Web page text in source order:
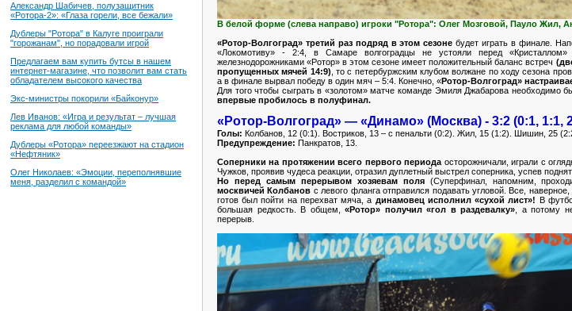
Александр Шабичев, полузащитник
«Ротора-2»: «Глаза горели, все бежали»
Дублеры "Ротора" в Калуге проиграли
"горожанам", но порадовали игрой
Предлагаем вам купить бутсы в нашем
интернет-магазине, что позволит вам стать
обладателем высокого качества
Экс-министры покорили «Байконур»
Лев Иванов: «Игра и результат – лучшая
реклама для любой команды»
Дублеры «Ротора» переезжают на стадион
«Нефтяник»
Олег Николаев: «Эмоции, переполнявшие
меня, разделил с командой»
В белой форме (слева направо) игроки "Ротора": Олег Мозговой, Пауло Жил,
«Ротор-Волгоград» третий раз подряд в этом сезоне будет играть в финале.
«Локомотиву» - 2:4, в Самаре волгоградцы не устояли перед
железнодорожниками «Ротор» в этом сезоне имеет положительный баланс встреч
пропущенных мячей 14:9) , то с петербуржским клубом волжане по ходу сезона
а в финале вырвал победу в один мяч – 5:4. Конечно, «Ротор-Волгоград»
Для того чтобы сыграть в «золотом» матче команде Эмиля Джабарова необходимо
впервые пробилось в полуфинал.
«Ротор-Волгоград» — «Динамо» (Москва) - 3:2 (0:1, 1:1,
Голы: Колбанов, 12 (0:1). Востриков, 13 – с пенальти (0:2). Жил, 15 (1:2). Шишин, 25
Предупреждение: Панкратов, 13.
Соперники на протяжении всего первого периода осторожничали, играли с
Чужков, проявив чудеса реакции, отразил дуплетный выстрел соперника, успев
Но перед самым перерывом хозяевам поля(Суперфинал, напомним,
москвичей Колбанов с левого фланга отправился подавать угловой. Все,
готов был пойти на перехват мяча, а динамовец исполнил «сухой лист»! В
большая редкость. В общем,
«Ротор» получил «гол в раздевалку» , а потому
перерыв.